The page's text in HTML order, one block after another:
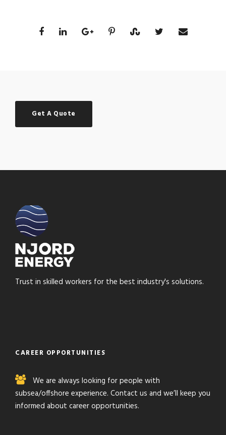
Get A Quote
Trust in skilled workers for the best industry's solutions.
CAREER OPPORTUNITIES
We are always looking for people with
subsea/offshore experience. Contact us and we’ll keep you
informed about career opportunities.